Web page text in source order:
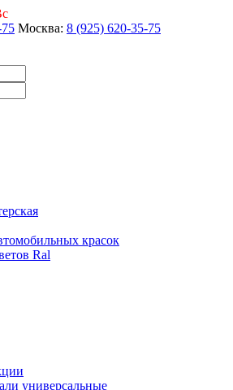
Москва: 8 (925) 620-35-75
красок
Ral
универсальные